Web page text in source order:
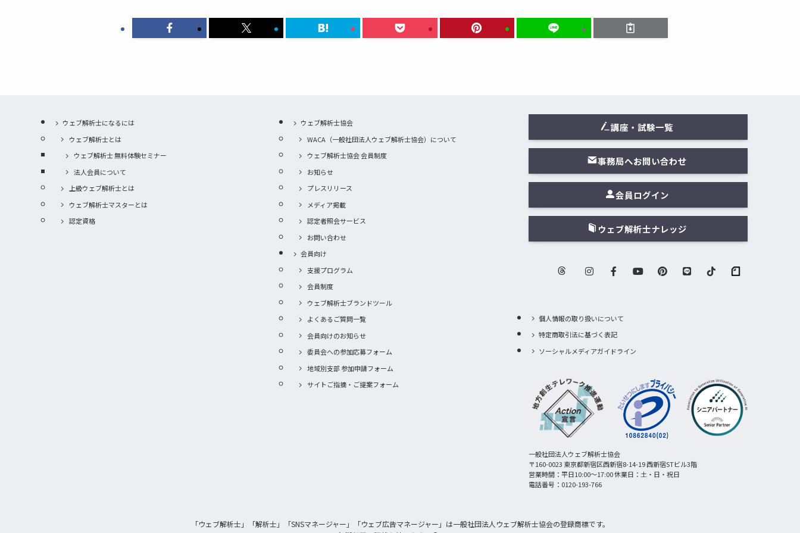
ウェブ解析士になるには
ウェブ解析士とは
ウェブ解析士 無料体験セミナー
法人会員について
上級ウェブ解析士とは
ウェブ解析士マスターとは
認定資格
ウェブ解析士協会
WACA（一般社団法人ウェブ解析士協会）について
ウェブ解析士協会 会員制度
お知らせ
プレスリリース
メディア掲載
認定者照会サービス
お問い合わせ
会員向け
支援プログラム
会員制度
ウェブ解析士ブランドツール
よくあるご質問一覧
会員向けのお知らせ
委員会への参加応募フォーム
地域別支部 参加申請フォーム
サイトご指摘・ご提案フォーム
講座・試験一覧
事務局へお問い合わせ
会員ログイン
ウェブ解析士ナレッジ
個人情報の取り扱いについて
特定商取引法に基づく表記
ソーシャルメディアガイドライン
一般社団法人ウェブ解析士協会
〒160-0023 東京都新宿区西新宿8-14-19 西新宿STビル3階
営業時間：平日10:00〜17:00 休業日：土・日・祝日
電話番号：0120-193-766
「ウェブ解析士」「解析士」「SNSマネージャー」「ウェブ広告マネージャー」は一般社団法人ウェブ解析士協会の登録商標です。